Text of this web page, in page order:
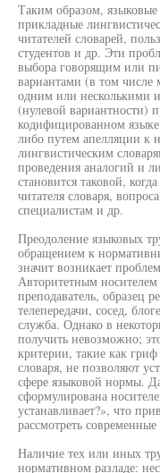
Таким образом, языковые
прикладные
читателей словарей,
студентов и др. Эти
выбора говорящим или
вариантами (в том
одним или несколькими
(нулевой вариантности)
кодифицированном
либо путем апелляции к
лингвистическим
проведения аналогий и
становится таковой,
читателя словаря,
специалистам и др.
Преодоление языковых
обращением к
значит возникает
Авторитетным
преподаватель, образец
телепередачи, сосед,
служба. Однако в
получить невозможно;
критерии, такие как
словаря, не позволяют
сфере языковой нормы.
сформулирована
устанавливает?», что
рассмотреть
Наличие тех или иных
нормативном разладе: